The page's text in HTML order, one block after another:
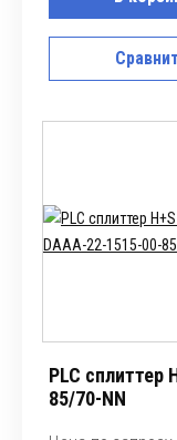
PLC сплиттер
85/70-NN